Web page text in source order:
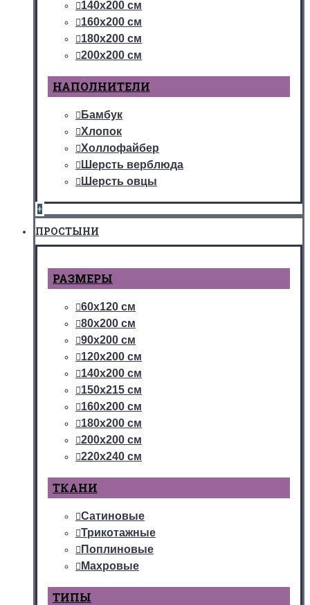
140х200 см
160х200 см
180х200 см
200х200 см
НАПОЛНИТЕЛИ
Бамбук
Хлопок
Холлофайбер
Шерсть верблюда
Шерсть овцы
+
ПРОСТЫНИ
РАЗМЕРЫ
60х120 см
80х200 см
90х200 см
120х200 см
140х200 см
150х215 см
160х200 см
180х200 см
200х200 см
220х240 см
ТКАНИ
Сатиновые
Трикотажные
Поплиновые
Махровые
ТИПЫ